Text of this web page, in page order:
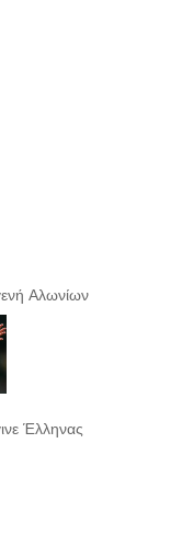
Αλωνίων
Έλληνας